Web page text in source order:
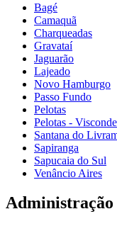
Bagé
Camaquã
Charqueadas
Gravataí
Jaguarão
Lajeado
Novo Hamburgo
Passo Fundo
Pelotas
Pelotas -
Santana do
Sapiranga
Sapucaia do Sul
Venâncio Aires
Administração